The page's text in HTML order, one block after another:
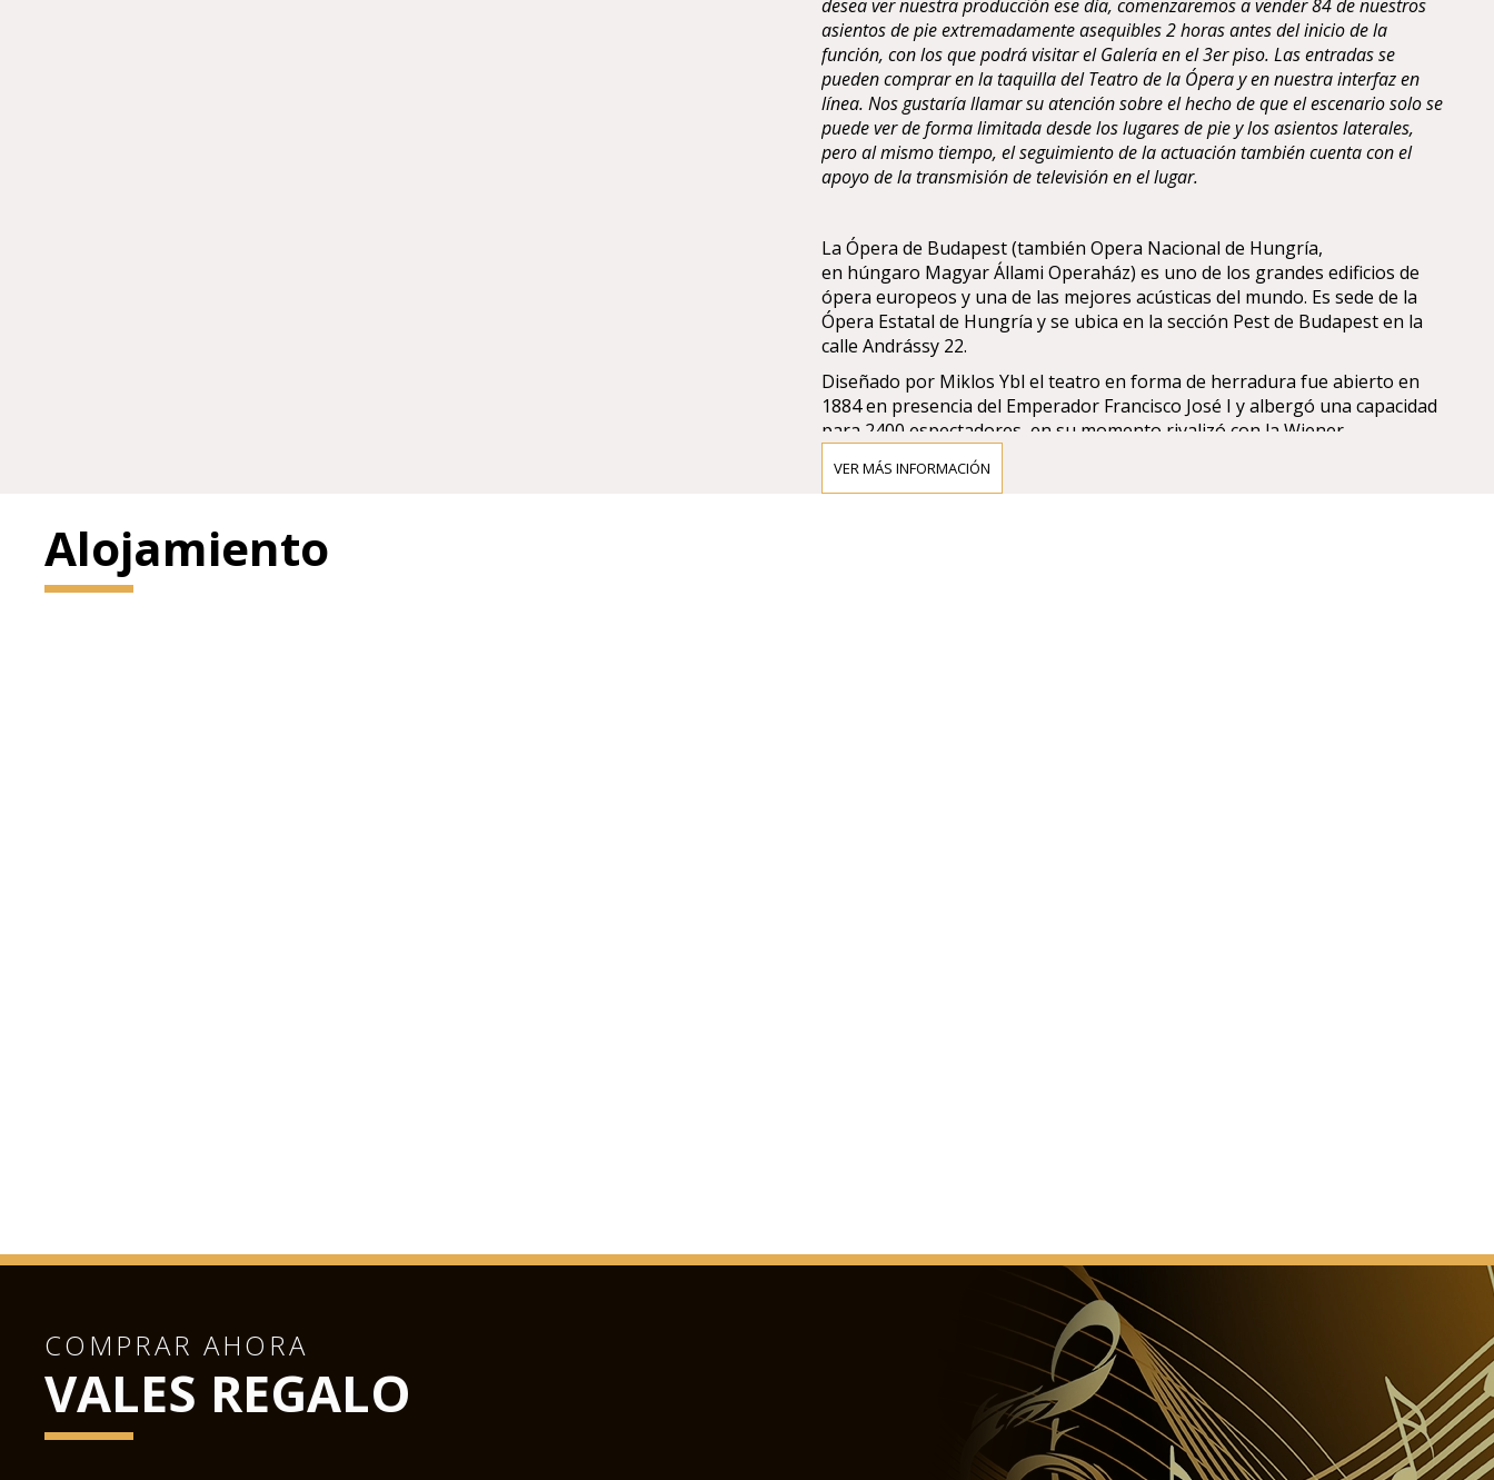
desea ver nuestra producción ese día, comenzaremos a vender 84 de nuestros
asientos de pie extremadamente asequibles 2 horas antes del inicio de la
función, con los que podrá visitar el Galería en el 3er piso. Las entradas se
pueden comprar en la taquilla del Teatro de la Ópera y en nuestra interfaz en
línea. Nos gustaría llamar su atención sobre el hecho de que el escenario solo se
puede ver de forma limitada desde los lugares de pie y los asientos laterales,
pero al mismo tiempo, el seguimiento de la actuación también cuenta con el
apoyo de la transmisión de televisión en el lugar.
La Ópera de Budapest (también Opera Nacional de Hungría,
en húngaro Magyar Állami Operaház) es uno de los grandes edificios de
ópera europeos y una de las mejores acústicas del mundo. Es sede de la
Ópera Estatal de Hungría y se ubica en la sección Pest de Budapest en la
calle Andrássy 22.
Diseñado por Miklos Ybl el teatro en forma de herradura fue abierto en
1884 en presencia del Emperador Francisco José I y albergó una capacidad
para 2400 espectadores, en su momento rivalizó con la Wiener
Staatsoper (Opera de Viena).
Fue remozado y reducido en capacidad en 1980, actualmente posee una
VER MÁS INFORMACIÓN
Alojamiento
COMPRAR AHORA
VALES REGALO